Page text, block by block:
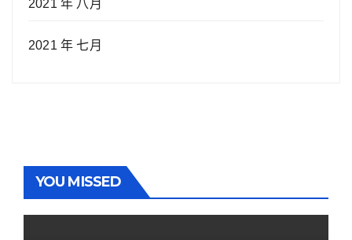
2021 年 八月
2021 年 七月
YOU MISSED